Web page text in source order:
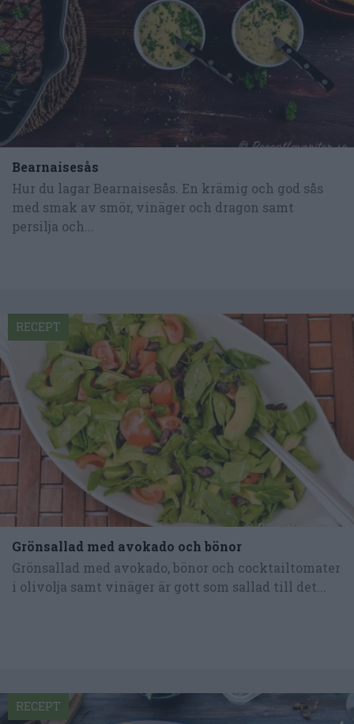
Bearnaisesås
Hur du lagar Bearnaisesås. En krämig och god sås
med smak av smör, vinäger och dragon samt
persilja och...
Grönsallad med avokado och bönor
Grönsallad med avokado, bönor och cocktailtomater
i olivolja samt vinäger är gott som sallad till det...
RECEPT
RECEPT